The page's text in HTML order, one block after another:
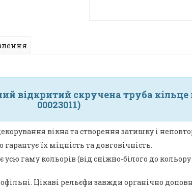
відкритий скручена труба кільце
00023011)
вікна та створення затишку і
їх міцність та довговічність.
гаму кольорів (від сніжно-білого до кольору
Цікаві рельєфи завжди органічно